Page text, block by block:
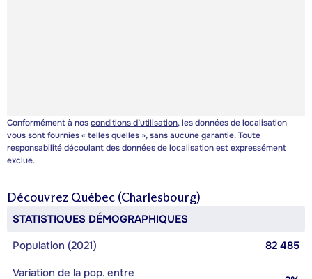
Conformément à nosconditions d’utilisation, les données de localisation
vous sont fournies « telles quelles », sans aucune garantie. Toute
responsabilité découlant des données de localisation est expressément
exclue.
Découvrez Québec (Charlesbourg)
STATISTIQUES DÉMOGRAPHIQUES
Population (2021)
82 485
Variation de la pop. entre